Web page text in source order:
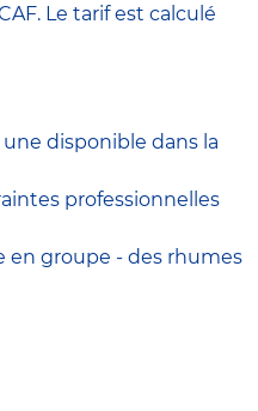
Le tarif est calculé
disponible dans la
professionnelles
en groupe - des rhumes